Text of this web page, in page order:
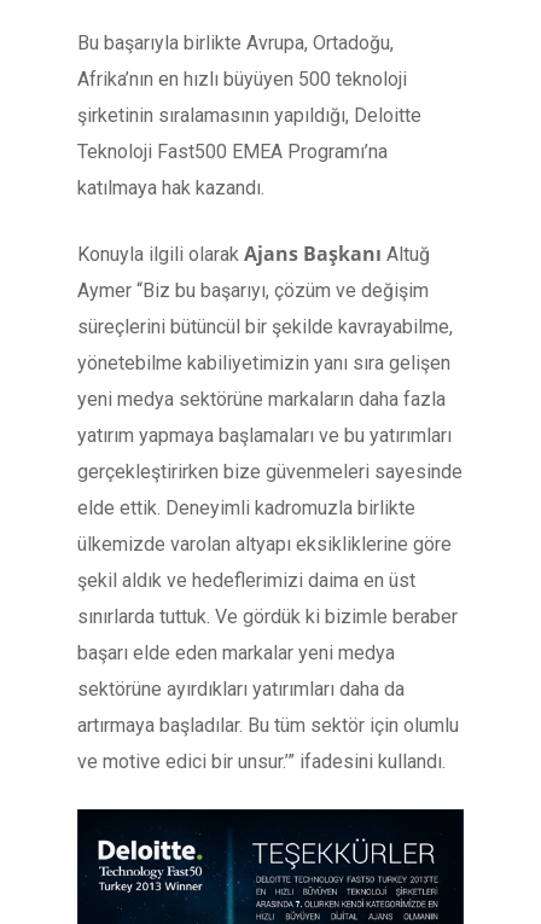
Bu başarıyla birlikte Avrupa, Ortadoğu,
Afrika’nın en hızlı büyüyen 500 teknoloji
şirketinin sıralamasının yapıldığı, Deloitte
Teknoloji Fast500 EMEA Programı’na
katılmaya hak kazandı.
Konuyla ilgili olarak Ajans Başkanı Altuğ
Aymer “Biz bu başarıyı, çözüm ve değişim
süreçlerini bütüncül bir şekilde kavrayabilme,
yönetebilme kabiliyetimizin yanı sıra gelişen
yeni medya sektörüne markaların daha fazla
yatırım yapmaya başlamaları ve bu yatırımları
gerçekleştirirken bize güvenmeleri sayesinde
elde ettik. Deneyimli kadromuzla birlikte
ülkemizde varolan altyapı eksikliklerine göre
şekil aldık ve hedeflerimizi daima en üst
sınırlarda tuttuk. Ve gördük ki bizimle beraber
başarı elde eden markalar yeni medya
sektörüne ayırdıkları yatırımları daha da
artırmaya başladılar. Bu tüm sektör için olumlu
ve motive edici bir unsur.’” ifadesini kullandı.